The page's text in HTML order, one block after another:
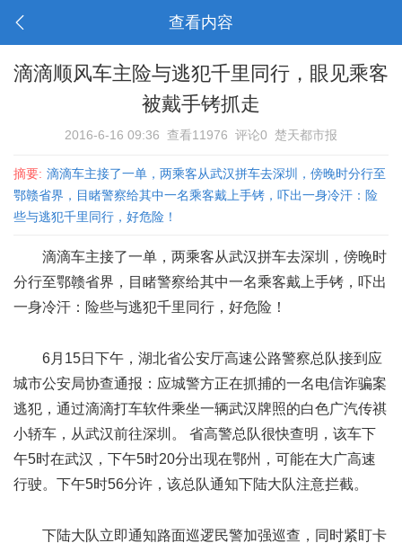
查看内容
滴滴顺风车主险与逃犯千里同行，眼见乘客
被戴手铐抓走
2016-6-16 09:36 查看11976 评论0 楚天都市报
摘要: 滴滴车主接了一单，两乘客从武汉拼车去深圳，傍晚时分行至
鄂赣省界，目睹警察给其中一名乘客戴上手铐，吓出一身冷汗：险
些与逃犯千里同行，好危险！
滴滴车主接了一单，两乘客从武汉拼车去深圳，傍晚时
分行至鄂赣省界，目睹警察给其中一名乘客戴上手铐，吓出
一身冷汗：险些与逃犯千里同行，好危险！
6月15日下午，湖北省公安厅高速公路警察总队接到应
城市公安局协查通报：应城警方正在抓捕的一名电信诈骗案
逃犯，通过滴滴打车软件乘坐一辆武汉牌照的白色广汽传祺
小轿车，从武汉前往深圳。 省高警总队很快查明，该车下
午5时在武汉，下午5时20分出现在鄂州，可能在大广高速
行驶。下午5时56分许，该总队通知下陆大队注意拦截。
下陆大队立即通知路面巡逻民警加强巡查，同时紧盯卡